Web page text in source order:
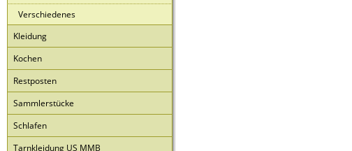
Verschiedenes
Kleidung
Kochen
Restposten
Sammlerstücke
Schlafen
Tarnkleidung US MMB